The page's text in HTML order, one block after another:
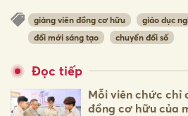
giảng viên đồng cơ hữu
giáo dục
đổi mới sáng tạo
chuyển đổi số
Đọc tiếp
Mỗi viên chức chỉ
đồng cơ hữu của